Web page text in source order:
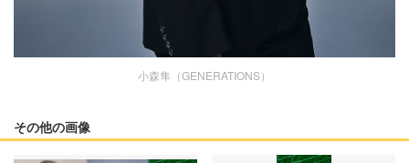
小森隼（GENERATIONS）
その他の画像